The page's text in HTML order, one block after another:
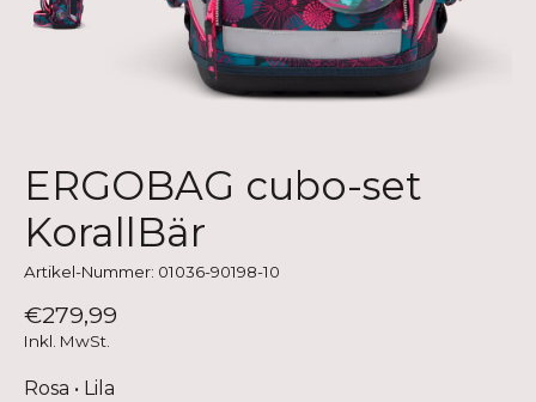
ERGOBAG cubo-set
KorallBär
Artikel-Nummer: 01036-90198-10
€279,99
Inkl. MwSt.
Rosa • Lila